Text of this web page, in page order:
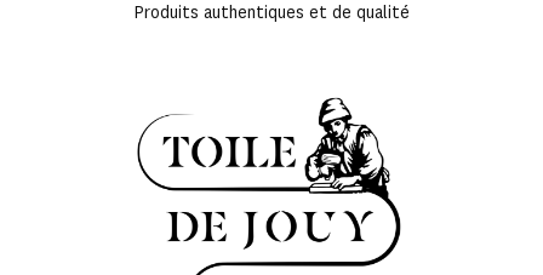
Produits authentiques et de qualité